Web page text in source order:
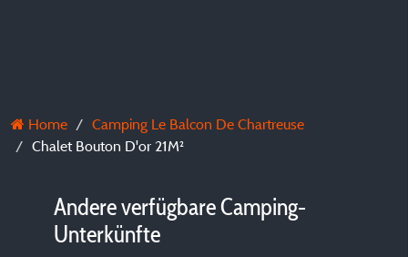
Home
Camping Le Balcon De Chartreuse
Chalet Bouton D'or 21M²
Andere verfügbare Camping-
Unterkünfte